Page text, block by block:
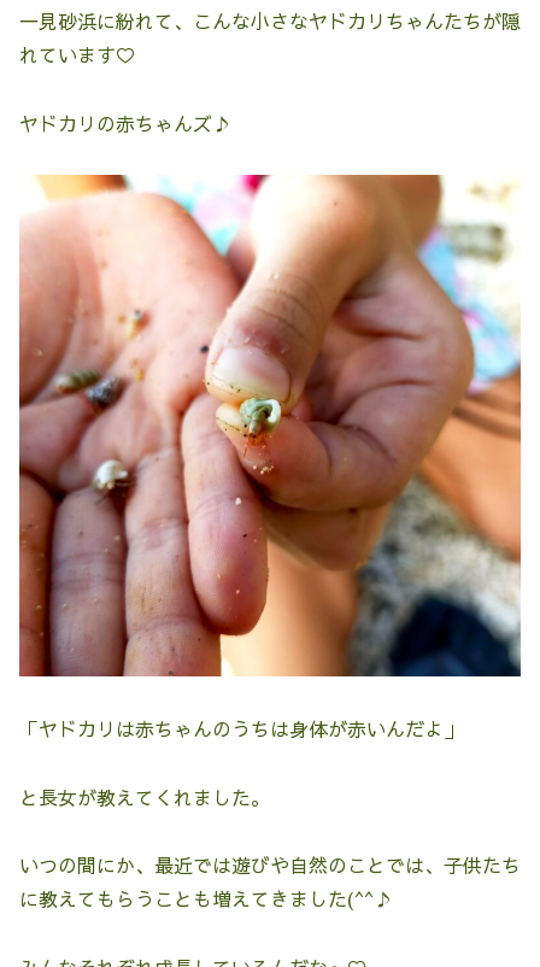
一見砂浜に紛れて、こんな小さなヤドカリちゃんたちが隠
れています♡
ヤドカリの赤ちゃんズ♪
「ヤドカリは赤ちゃんのうちは身体が赤いんだよ」
と長女が教えてくれました。
いつの間にか、最近では遊びや自然のことでは、子供たち
に教えてもらうことも増えてきました(^^♪